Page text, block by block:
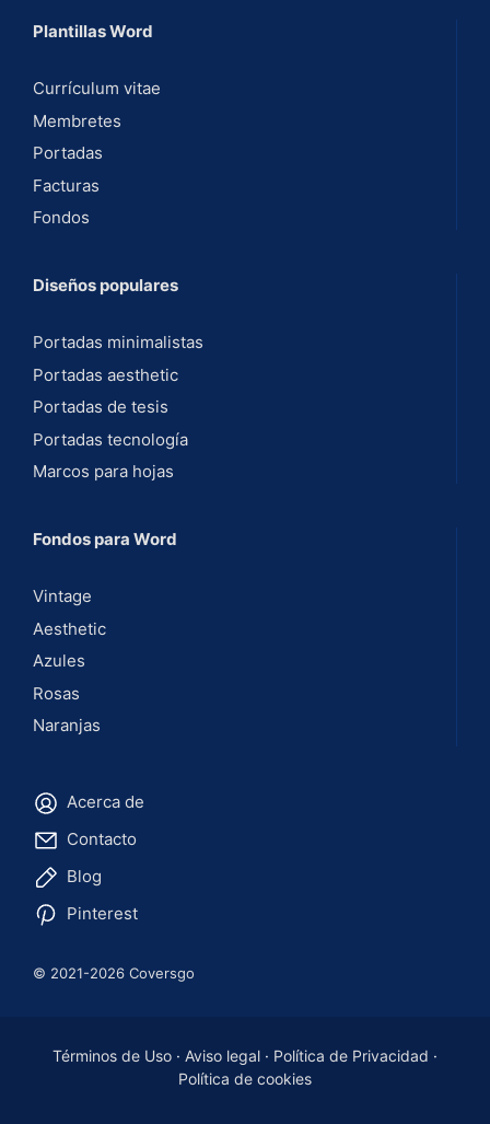
Plantillas Word
Currículum vitae
Membretes
Portadas
Facturas
Fondos
Diseños populares
Portadas minimalistas
Portadas aesthetic
Portadas de tesis
Portadas tecnología
Marcos para hojas
Fondos para Word
Vintage
Aesthetic
Azules
Rosas
Naranjas
Acerca de
Contacto
Blog
Pinterest
© 2021-2026 Coversgo
Términos de Uso · Aviso legal · Política de Privacidad ·
Política de cookies